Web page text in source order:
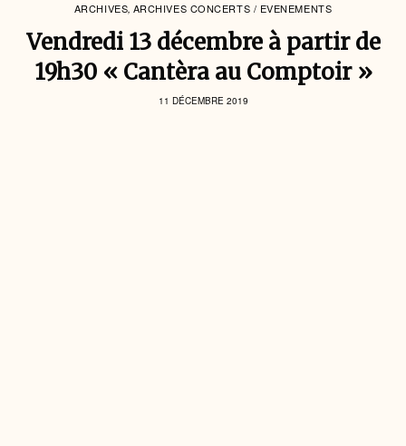
ARCHIVES, ARCHIVES CONCERTS / EVENEMENTS
Vendredi 13 décembre à partir de
19h30 « Cantèra au Comptoir »
11 DÉCEMBRE 2019